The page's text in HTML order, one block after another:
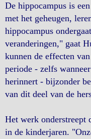
De hippocampus is
met het geheugen,
hippocampus
veranderingen," gaat
kunnen de effecten
periode - zelfs
herinnert - bijzonder
van dit deel van de
Het werk onderstreept
in de kinderjaren.